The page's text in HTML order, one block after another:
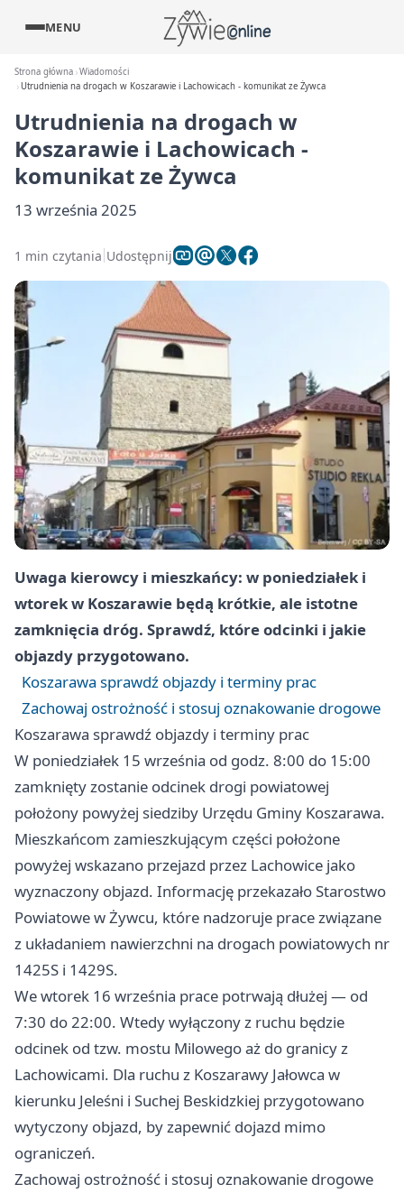
MENU
Strona główna Wiadomości
Utrudnienia na drogach w Koszarawie i Lachowicach - komunikat ze Żywca
Utrudnienia na drogach w
Koszarawie i Lachowicach -
komunikat ze Żywca
13 września 2025
1 min czytania Udostępnij
Uwaga kierowcy i mieszkańcy: w poniedziałek i
wtorek w Koszarawie będą krótkie, ale istotne
zamknięcia dróg. Sprawdź, które odcinki i jakie
objazdy przygotowano.
Koszarawa sprawdź objazdy i terminy prac
Zachowaj ostrożność i stosuj oznakowanie drogowe
Koszarawa sprawdź objazdy i terminy prac
W poniedziałek 15 września od godz. 8:00 do 15:00
zamknięty zostanie odcinek drogi powiatowej
położony powyżej siedziby Urzędu Gminy Koszarawa.
Mieszkańcom zamieszkującym części położone
powyżej wskazano przejazd przez Lachowice jako
wyznaczony objazd. Informację przekazało Starostwo
Powiatowe w Żywcu, które nadzoruje prace związane
z układaniem nawierzchni na drogach powiatowych nr
1425S i 1429S.
We wtorek 16 września prace potrwają dłużej — od
7:30 do 22:00. Wtedy wyłączony z ruchu będzie
odcinek od tzw. mostu Milowego aż do granicy z
Lachowicami. Dla ruchu z Koszarawy Jałowca w
kierunku Jeleśni i Suchej Beskidzkiej przygotowano
wytyczony objazd, by zapewnić dojazd mimo
ograniczeń.
Zachowaj ostrożność i stosuj oznakowanie drogowe